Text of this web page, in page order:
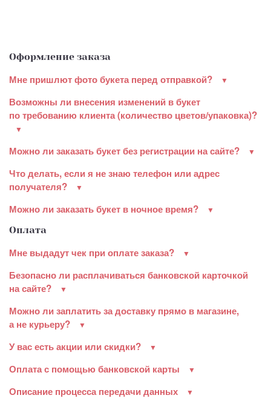
Оформление заказа
Мне пришлют фото букета перед отправкой?
Возможны ли внесения изменений в букет
по требованию клиента (количество цветов/упаковка)?
Можно ли заказать букет без регистрации на сайте?
Что делать, если я не знаю телефон или адрес
получателя?
Можно ли заказать букет в ночное время?
Оплата
Мне выдадут чек при оплате заказа?
Безопасно ли расплачиваться банковской карточкой
на сайте?
Можно ли заплатить за доставку прямо в магазине,
а не курьеру?
У вас есть акции или скидки?
Оплата с помощью банковской карты
Описание процесса передачи данных